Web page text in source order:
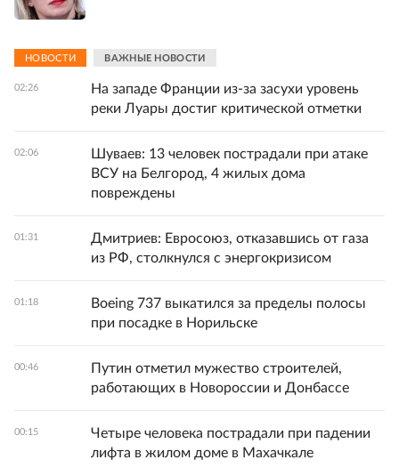
НОВОСТИ ВАЖНЫЕ НОВОСТИ
02:26
На западе Франции из-за засухи уровень
реки Луары достиг критической отметки
02:06
Шуваев: 13 человек пострадали при атаке
ВСУ на Белгород, 4 жилых дома
повреждены
01:31
Дмитриев: Евросоюз, отказавшись от газа
из РФ, столкнулся с энергокризисом
01:18
Boeing 737 выкатился за пределы полосы
при посадке в Норильске
00:46
Путин отметил мужество строителей,
работающих в Новороссии и Донбассе
00:15
Четыре человека пострадали при падении
лифта в жилом доме в Махачкале